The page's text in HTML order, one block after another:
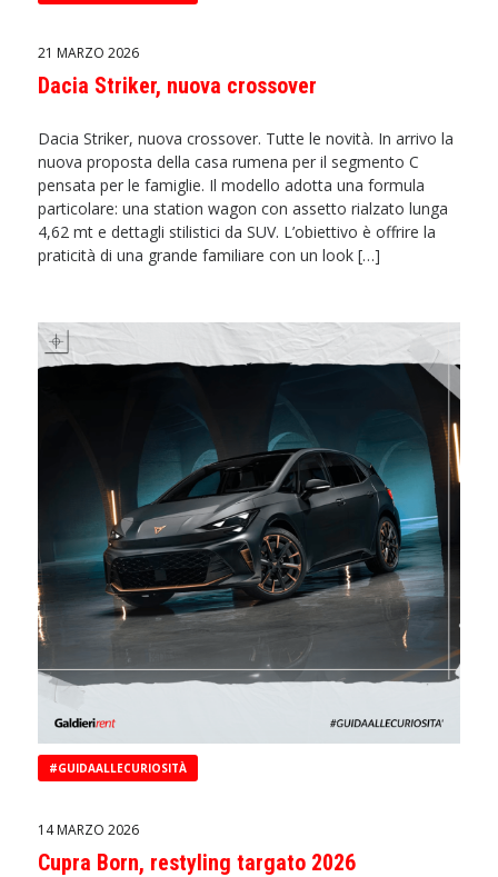
21 MARZO 2026
Dacia Striker, nuova crossover
Dacia Striker, nuova crossover. Tutte le novità. In arrivo la
nuova proposta della casa rumena per il segmento C
pensata per le famiglie. Il modello adotta una formula
particolare: una station wagon con assetto rialzato lunga
4,62 mt e dettagli stilistici da SUV. L’obiettivo è offrire la
praticità di una grande familiare con un look […]
#GUIDAALLECURIOSITÀ
14 MARZO 2026
Cupra Born, restyling targato 2026